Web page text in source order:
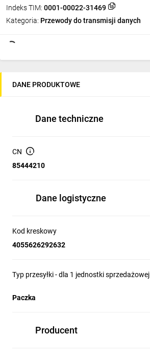
Indeks TIM: 0001-00022-31469
Kategoria: Przewody do transmisji danych
DANE PRODUKTOWE
Dane techniczne
CN
85444210
Dane logistyczne
Kod kreskowy
4055626292632
Typ przesyłki - dla 1 jednostki sprzedażowej
Paczka
Producent